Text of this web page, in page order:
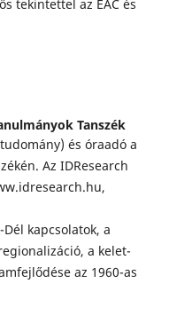
tekintettel az EAC és
Tanszék
és óraadó a
Az IDResearch
kapcsolatok, a
a kelet-
az 1960-as